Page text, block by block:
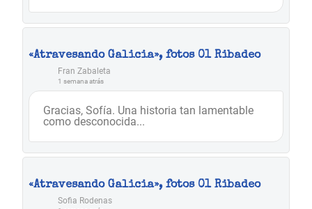
«Atravesando Galicia», fotos 01 Ribadeo
Fran Zabaleta
1 semana atrás
Gracias, Sofía. Una historia tan lamentable
como desconocida...
«Atravesando Galicia», fotos 01 Ribadeo
Sofia Rodenas